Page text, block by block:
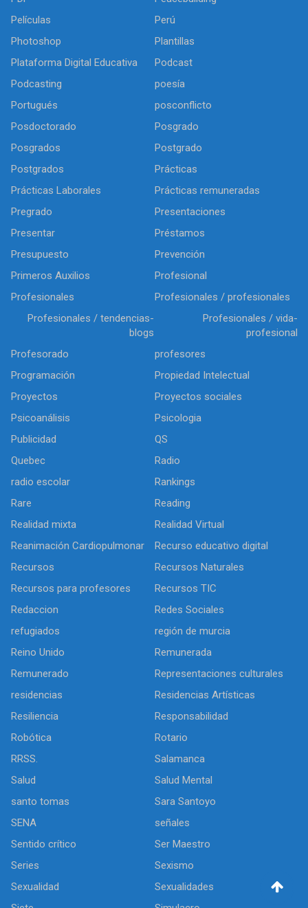
Películas
Perú
Photoshop
Plantillas
Plataforma Digital Educativa
Podcast
Podcasting
poesía
Portugués
posconflicto
Posdoctorado
Posgrado
Posgrados
Postgrado
Postgrados
Prácticas
Prácticas Laborales
Prácticas remuneradas
Pregrado
Presentaciones
Presentar
Préstamos
Presupuesto
Prevención
Primeros Auxilios
Profesional
Profesionales
Profesionales / profesionales
Profesionales / tendencias-
blogs
Profesionales / vida-
profesional
Profesorado
profesores
Programación
Propiedad Intelectual
Proyectos
Proyectos sociales
Psicoanálisis
Psicologia
Publicidad
QS
Quebec
Radio
radio escolar
Rankings
Rare
Reading
Realidad mixta
Realidad Virtual
Reanimación Cardiopulmonar
Recurso educativo digital
Recursos
Recursos Naturales
Recursos para profesores
Recursos TIC
Redaccion
Redes Sociales
refugiados
región de murcia
Reino Unido
Remunerada
Remunerado
Representaciones culturales
residencias
Residencias Artísticas
Resiliencia
Responsabilidad
Robótica
Rotario
RRSS.
Salamanca
Salud
Salud Mental
santo tomas
Sara Santoyo
SENA
señales
Sentido crítico
Ser Maestro
Series
Sexismo
Sexualidad
Sexualidades